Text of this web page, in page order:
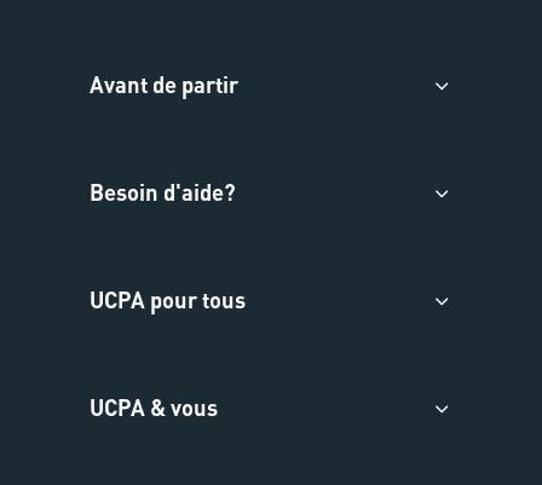
Avant de partir
Besoin d'aide?
UCPA pour tous
UCPA & vous